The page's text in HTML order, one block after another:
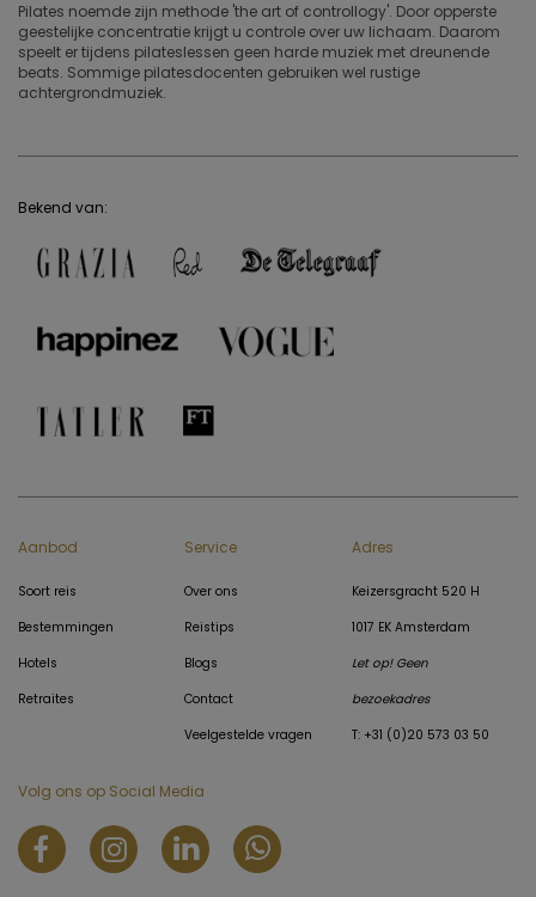
Pilates noemde zijn methode 'the art of controllogy'. Door opperste
geestelijke concentratie krijgt u controle over uw lichaam. Daarom
speelt er tijdens pilateslessen geen harde muziek met dreunende
beats. Sommige pilatesdocenten gebruiken wel rustige
achtergrondmuziek.
Bekend van:
Aanbod
Soort reis
Bestemmingen
Hotels
Retraites
Service
Over ons
Reistips
Blogs
Contact
Veelgestelde vragen
Adres
Keizersgracht 520 H
1017 EK Amsterdam
Let op! Geen
bezoekadres
T: +31 (0)20 573 03 50
Volg ons op Social Media